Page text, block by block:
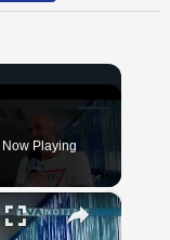
Now Playing
×